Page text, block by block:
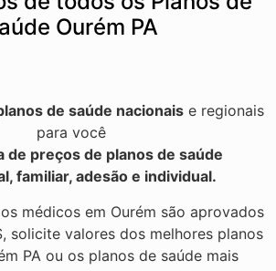
Ourém PA
de saúde nacionaise regionais
para você
de preços de planos de saúde
familiar, adesão e individual.
médicos em Ourém são aprovados
solicite valores dos melhores planos
PA ou os planos de saúde mais